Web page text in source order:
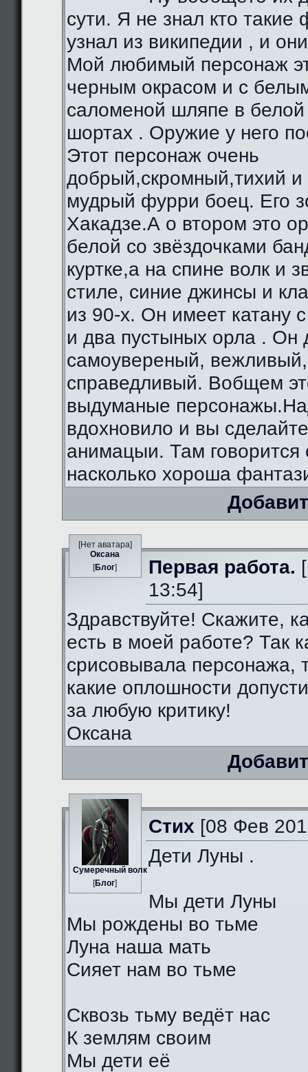
сути. Я не знал кто такие
узнал из википедии , и
Мой любимый персонаж
черным окрасом и с
саломеной шляпе в
шортах . Оружие у него
Этот персонаж очень
добрый,скромный,тихий и
мудрый фурри боец. Его
Хакадзе.А о втором это
белой со звёздочками
куртке,а на спине волк и
стиле, синие джинсы и
из 90-х. Он имеет катану
и два пустыных орла . Он
самоувереный,
справедливый. Вобщем
выдуманые
вдохновило и вы
анимацыи. Там говорится
насколько хороша
[Нет аватара]
Оксана
[Блог] Первая работа.
13:54]
Здравствуйте! Скажите,
есть в моей работе? Так
срисовывала персонажа,
какие оплошности
за любую критику!
Оксана
Сумеречный волк
[Блог]
Стих [08 Фев
Дети Луны .
Мы дети Луны
Мы рождены во тьме
Луна наша мать
Сияет нам во тьме
Сквозь тьму ведёт нас
К землям своим
Мы дети её